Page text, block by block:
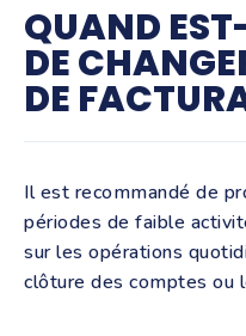
QUAND
DE
DE
Il est recommandé de
périodes de faible
sur les opérations
clôture des comptes ou